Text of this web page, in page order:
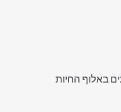
באלוף החיות